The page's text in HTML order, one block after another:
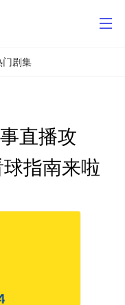
门剧集
直播攻
指南来啦